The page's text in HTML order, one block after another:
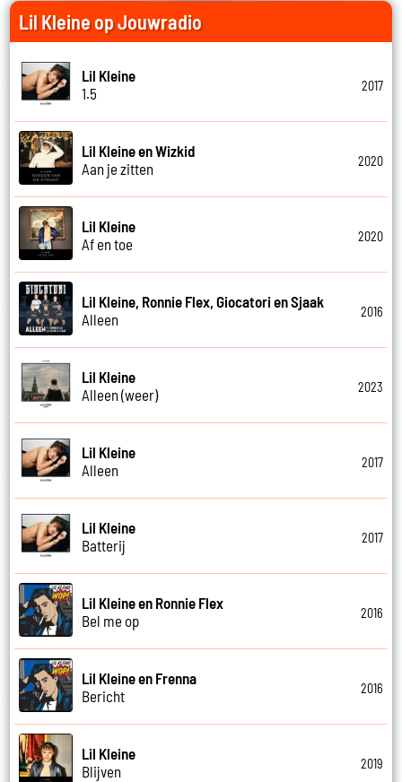
Lil Kleine op Jouwradio
Lil Kleine
1.5
2017
Lil Kleine en Wizkid
Aan je zitten
2020
Lil Kleine
Af en toe
2020
Lil Kleine, Ronnie Flex, Giocatori en Sjaak
Alleen
2016
Lil Kleine
Alleen (weer)
2023
Lil Kleine
Alleen
2017
Lil Kleine
Batterij
2017
Lil Kleine en Ronnie Flex
Bel me op
2016
Lil Kleine en Frenna
Bericht
2016
Lil Kleine
Blijven
2019